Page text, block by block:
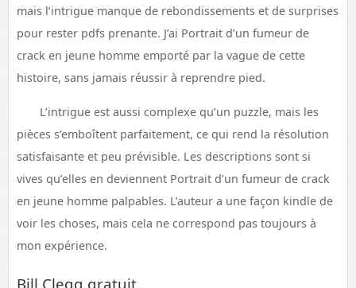
mais l’intrigue manque de rebondissements et de surprises
pour rester pdfs prenante. J’ai Portrait d’un fumeur de
crack en jeune homme emporté par la vague de cette
histoire, sans jamais réussir à reprendre pied.
L’intrigue est aussi complexe qu’un puzzle, mais les
pièces s’emboîtent parfaitement, ce qui rend la résolution
satisfaisante et peu prévisible. Les descriptions sont si
vives qu’elles en deviennent Portrait d’un fumeur de crack
en jeune homme palpables. L’auteur a une façon kindle de
voir les choses, mais cela ne correspond pas toujours à
mon expérience.
Bill Clegg gratuit